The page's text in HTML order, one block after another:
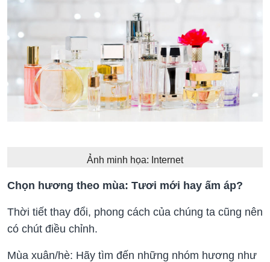
Ảnh minh họa: Internet
Chọn hương theo mùa: Tươi mới hay ấm áp?
Thời tiết thay đổi, phong cách của chúng ta cũng nên
có chút điều chỉnh.
Mùa xuân/hè: Hãy tìm đến những nhóm hương như